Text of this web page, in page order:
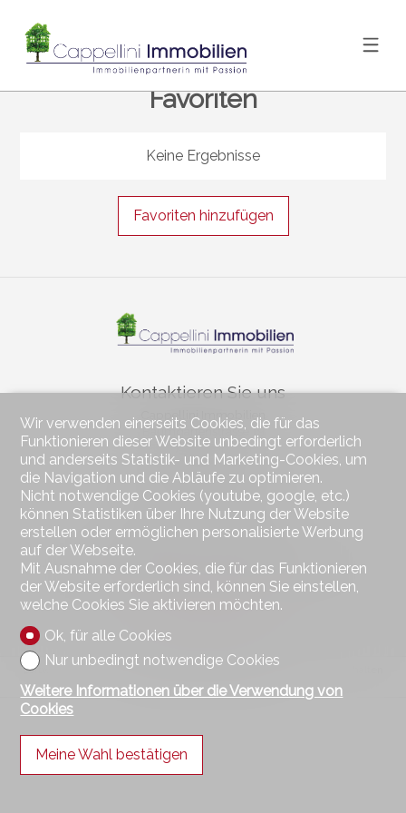
Favoriten
Keine Ergebnisse
Favoriten hinzufügen
Kontaktieren Sie uns
Cappellini Immobilien
Baumgartenstrasse 19
8330 Pfäffikon / ZH
Tel.052 343 25 25
Mob.079 236 21 36
info@cappellini-immobilien.ch
Bleiben Sie verbunden
Verpassen Sie keine Objekte, melden Sie sich kostenlos an.
Sich anmelden
Software Immomig ®
2004-2026, IMMOMIG AG | Alle Rechte vorbehalten
| Unsere Inserate aufdreamo.ch
Wir verwenden einerseits Cookies, die für das
Funktionieren dieser Website unbedingt erforderlich
und anderseits Statistik- und Marketing-Cookies, um
die Navigation und die Abläufe zu optimieren.
Nicht notwendige Cookies (youtube, google, etc.)
können Statistiken über Ihre Nutzung der Website
erstellen oder ermöglichen personalisierte Werbung
auf der Webseite.
Mit Ausnahme der Cookies, die für das Funktionieren
der Website erforderlich sind, können Sie einstellen,
welche Cookies Sie aktivieren möchten.
Ok, für alle Cookies
Nur unbedingt notwendige Cookies
Weitere Informationen über die Verwendung von
Cookies
Meine Wahl bestätigen